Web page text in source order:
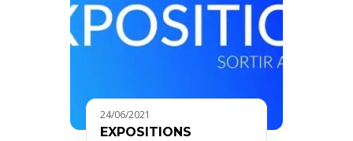
24/06/2021
EXPOSITIONS